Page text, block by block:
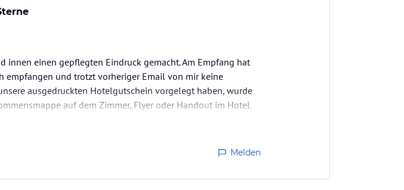
innen einen gepflegten Eindruck gemacht. Am Empfang hat
empfangen und trotzt vorheriger Email von mir keine
ausgedruckten Hotelgutschein vorgelegt haben, wurde
auf dem Zimmer, Flyer oder Handout im Hotel
Melden